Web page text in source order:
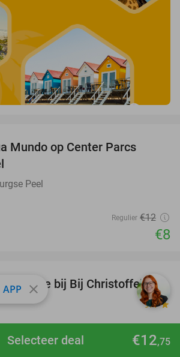
€12,75
Selecteer deal
Mundo op Center Parcs
Peel
Regulier €12
€8
32%
la carte bij Bij Christoffel
9.4star
€39,75
close